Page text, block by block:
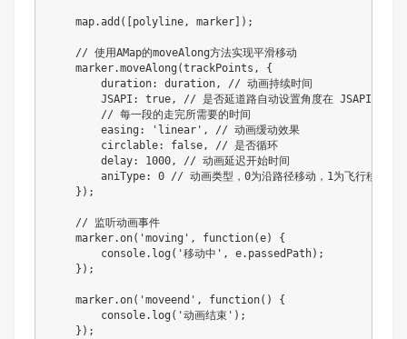
    map
.add ( polyline, marker ) ;
// 使用AMap的moveAlong方法实现平滑移动
    marker
.moveAlong (trackPoints ,
{
        duration
: duration,
// 动画持续时间
JSAPI : true,
// 是否延道路自动设置角度在 JSAPI 中设
// 每一段的走完所需要的时间
        easing
: 'linear' ,
// 动画缓动效果
        circlable
: false,
// 是否循环
        delay
: 1000,
// 动画延迟开始时间
        aniType
: 0 // 动画类型，0为沿路径移动，1为飞行移动
} ) ;
// 监听动画事件
    marker
.on( 'moving' , function(e)
{
        console
. log ( '移动中' , e. passedPath) ;
} ) ;
    marker
.on( 'moveend' , function( )
{
        console
. log ( '动画结束' ) ;
} ) ;